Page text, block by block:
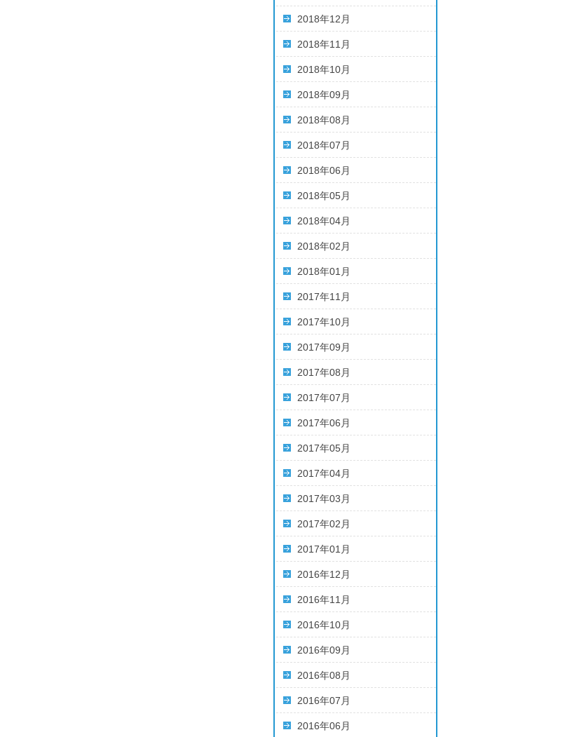
2018年12月
2018年11月
2018年10月
2018年09月
2018年08月
2018年07月
2018年06月
2018年05月
2018年04月
2018年02月
2018年01月
2017年11月
2017年10月
2017年09月
2017年08月
2017年07月
2017年06月
2017年05月
2017年04月
2017年03月
2017年02月
2017年01月
2016年12月
2016年11月
2016年10月
2016年09月
2016年08月
2016年07月
2016年06月